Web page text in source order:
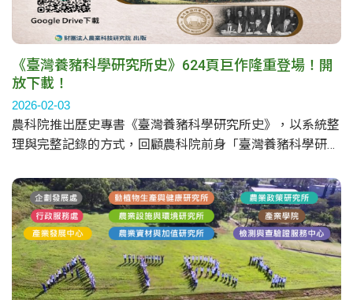
《臺灣養豬科學研究所史》624頁巨作隆重登場！開
放下載！
2026-02-03
農科院推出歷史專書《臺灣養豬科學研究所史》，以系統整
理與完整記錄的方式，回顧農科院前身「臺灣養豬科學研究
「台灣動物科技研究所」(動科所)(2001-2013)的歷史，呈現
兩個研究所由諸多精英承先啟後在技術研發、產業合作、科
研成果、人才培育及國際合作交流等面向的關鍵成就。